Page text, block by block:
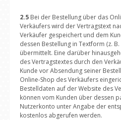
2.5 Bei der Bestellung über das
Verkäufers wird der Vertragstext
Verkäufer gespeichert und dem
dessen Bestellung in Textform (z.
übermittelt. Eine darüber
des Vertragstextes durch den
Kunde vor Absendung seiner
Online-Shop des Verkäufers
Bestelldaten auf der Website des
können vom Kunden über dessen
Nutzerkonto unter Angabe der
kostenlos abgerufen werden.